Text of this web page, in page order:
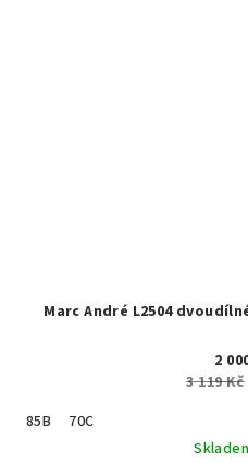
Marc André L2504
2
3 119 Kč
85B
70C